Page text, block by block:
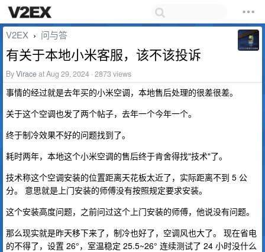
V2EX › 问与答
有关于本地小米客服，该不该投诉
ByViraceat Aug 29, 2024 · 2873 views
事情的经过就是去年买的小米空调，本地售后处理的很差很差。
关于这个空调也发了两个帖子，去年一个今年一个。
终于制冷效果不好的问题找到了。
耗时两年，本地这个小米空调的售后终于肯舍得找"技术"了。
技术称这个空调安装的位置距离天花板太近了，实际距离不到 5 公
分。 意思就是上门安装的师傅没有按照规定要求安装。
这个安装高度问题，之前问过这个上门安装的师傅，他说没有问题。
那么现实就是昨天移下来了，制冷也好了，空调风也大了。 现在省电
的不得了，设置 26°，室温稳定 25.5~26° 连续测试了 24 小时没什么